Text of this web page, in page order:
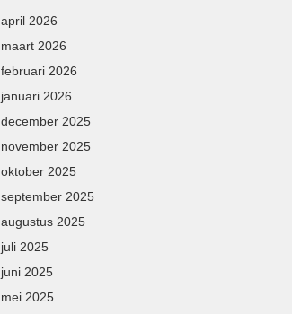
april 2026
maart 2026
februari 2026
januari 2026
december 2025
november 2025
oktober 2025
september 2025
augustus 2025
juli 2025
juni 2025
mei 2025